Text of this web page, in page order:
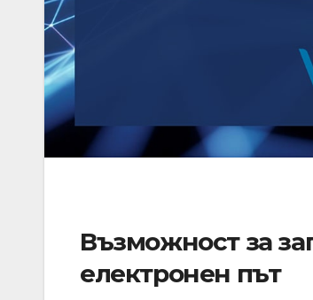
Възможност за
електронен път